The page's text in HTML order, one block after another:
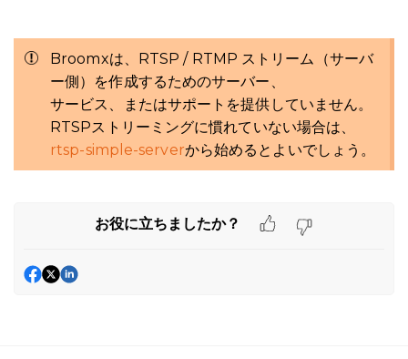
Broomxは、RTSP / RTMP ストリーム（サーバ
ー側） を作成するためのサーバー、
サービス、またはサポートを提供していません。
RTSPストリーミングに慣れていない場合は、
rtsp-simple-serverから始めるとよいでしょう。
お役に立ちましたか？